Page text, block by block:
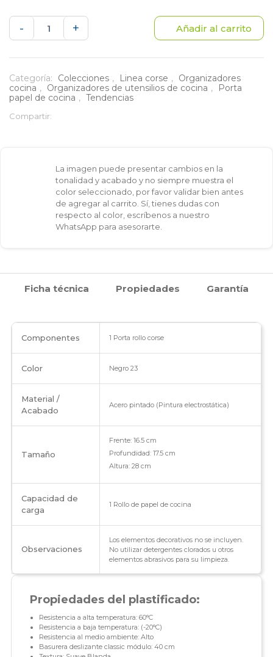
-
Porta
Corse
cantidad
+ Añadir al carrito
Categoría: Colecciones , Linea corse , Organizadores
cocina , Organizadores de utensilios de cocina ,
Porta
papel de cocina , Tendencias
Compartir:
La imagen puede presentar cambios en la
tonalidad y acabado y no siempre muestra el
color seleccionado, por favor validar bien antes
de agregar al carrito. Sí, tienes dudas con
respecto al color, escríbenos a nuestro
WhatsApp para asesorarte.
Ficha técnica Propiedades Garantía
Componentes 1 Porta rollo corse
Color Negro 23
Material /
Acabado
Acero pintado (Pintura electrostática)
Tamaño
Frente: 16.5 cm
Profundidad: 17.5 cm
Altura: 28 cm
Capacidad de
carga
1 Rollo de papel de cocina
Observaciones
Los elementos decorativos no se incluyen.
No utilizar detergentes clorados u otros
elementos abrasivos para su limpieza.
Propiedades del plastificado:
Resistencia a alta temperatura: 60°C
Resistencia a baja temperatura: (-20°C)
Resistencia al medio ambiente: Alto
Basurera deslizante classic módulo: 40 cm